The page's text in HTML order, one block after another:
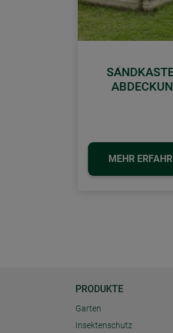
MEHR
Zurück
PRODUKTE
Garten
Insektenschutz